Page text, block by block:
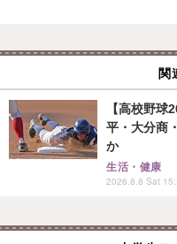
関
【高校野球
平・大分商
か
生活・健康
2026.8.8 Sat